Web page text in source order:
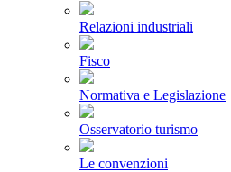
Relazioni industriali
Fisco
Normativa e Legislazione
Osservatorio turismo
Le convenzioni